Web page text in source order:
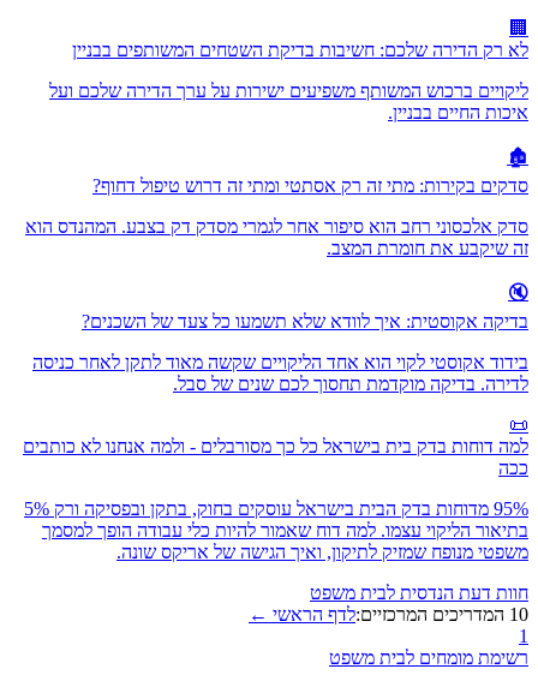
🏢
לא רק הדירה שלכם: חשיבות בדיקת השטחים המשותפים בבניין
ליקויים ברכוש המשותף משפיעים ישירות על ערך הדירה שלכם ועל
איכות החיים בבניין.
🏚️
סדקים בקירות: מתי זה רק אסתטי ומתי זה דרוש טיפול דחוף?
סדק אלכסוני רחב הוא סיפור אחר לגמרי מסדק דק בצבע. המהנדס הוא
זה שיקבע את חומרת המצב.
🔇
בדיקה אקוסטית: איך לוודא שלא תשמעו כל צעד של השכנים?
בידוד אקוסטי לקוי הוא אחד הליקויים שקשה מאוד לתקן לאחר כניסה
לדירה. בדיקה מוקדמת תחסוך לכם שנים של סבל.
📜
למה דוחות בדק בית בישראל כל כך מסורבלים - ולמה אנחנו לא כותבים
ככה
95% מדוחות בדק הבית בישראל עוסקים בחוק, בתקן ובפסיקה ורק 5%
בתיאור הליקוי עצמו. למה דוח שאמור להיות כלי עבודה הופך למסמך
משפטי מנופח שמזיק לתיקון, ואיך הגישה של אריקס שונה.
חוות דעת הנדסית לבית משפט
10 המדריכים המרכזיים:
לדף הראשי ←
1
רשימת מומחים לבית משפט